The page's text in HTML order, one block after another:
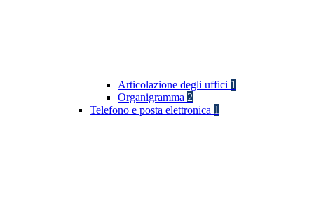
Articolazione degli uffici 1
Organigramma 2
Telefono e posta elettronica 1